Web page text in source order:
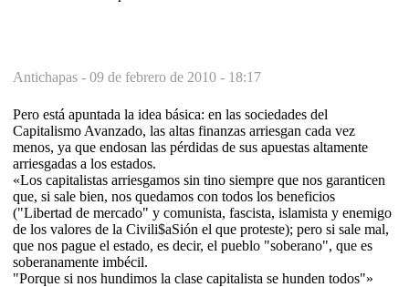
Antichapas - 09 de febrero de 2010 - 18:17
Pero está apuntada la idea básica: en las sociedades del
Capitalismo Avanzado, las altas finanzas arriesgan cada vez
menos, ya que endosan las pérdidas de sus apuestas altamente
arriesgadas a los estados.
«Los capitalistas arriesgamos sin tino siempre que nos garanticen
que, si sale bien, nos quedamos con todos los beneficios
("Libertad de mercado" y comunista, fascista, islamista y enemigo
de los valores de la Civili$aSión el que proteste); pero si sale mal,
que nos pague el estado, es decir, el pueblo "soberano", que es
soberanamente imbécil.
"Porque si nos hundimos la clase capitalista se hunden todos"»